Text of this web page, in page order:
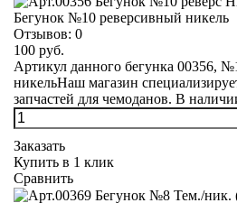
Бегунок №10 реверсивный никель
Отзывов: 0
100 руб.
Артикул данного бегунка 00356,
никельНаш магазин
запчастей для чемоданов. В
Заказать
Купить в 1 клик
Сравнить